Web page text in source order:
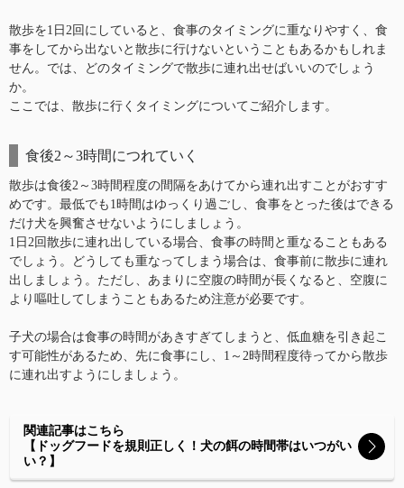
散歩を1日2回にしていると、食事のタイミングに重なりやすく、食
事をしてから出ないと散歩に行けないということもあるかもしれま
せん。では、どのタイミングで散歩に連れ出せばいいのでしょう
か。
ここでは、散歩に行くタイミングについてご紹介します。
食後2～3時間につれていく
散歩は食後2～3時間程度の間隔をあけてから連れ出すことがおすす
めです。最低でも1時間はゆっくり過ごし、食事をとった後はできる
だけ犬を興奮させないようにしましょう。
1日2回散歩に連れ出している場合、食事の時間と重なることもある
でしょう。どうしても重なってしまう場合は、食事前に散歩に連れ
出しましょう。ただし、あまりに空腹の時間が長くなると、空腹に
より嘔吐してしまうこともあるため注意が必要です。
子犬の場合は食事の時間があきすぎてしまうと、低血糖を引き起こ
す可能性があるため、先に食事にし、1～2時間程度待ってから散歩
に連れ出すようにしましょう。
関連記事はこちら
【ドッグフードを規則正しく！犬の餌の時間帯はいつがい
い？】